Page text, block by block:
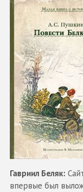
Гавриил Беляк:
впервые был